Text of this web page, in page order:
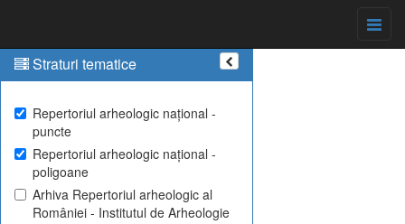
Straturi tematice
Repertoriul arheologic național -
puncte
Repertoriul arheologic național -
poligoane
Arhiva Repertoriul arheologic al
României - Institutul de Arheologie